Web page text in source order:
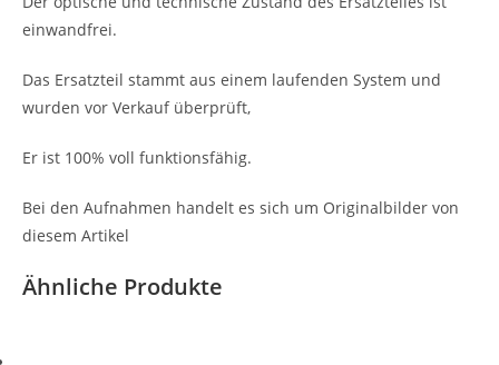
einwandfrei.
Das Ersatzteil stammt aus einem laufenden System und
wurden vor Verkauf überprüft,
Er ist 100% voll funktionsfähig.
Bei den Aufnahmen handelt es sich um Originalbilder von
diesem Artikel
Ähnliche Produkte